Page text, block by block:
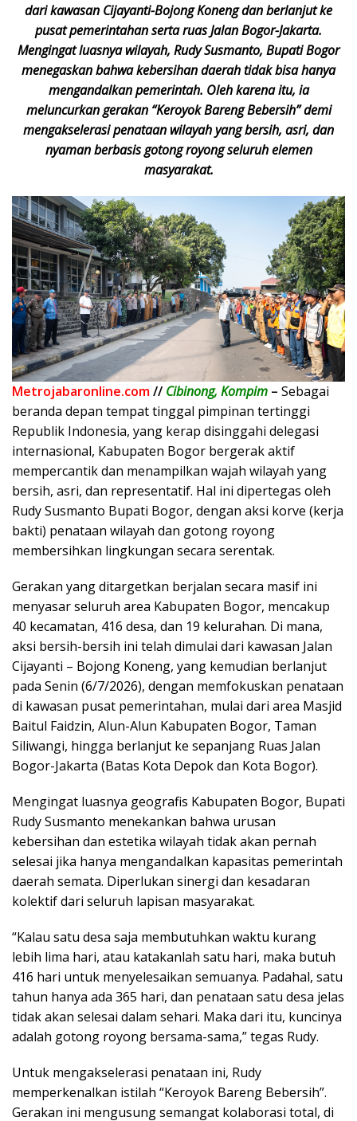
dari kawasan Cijayanti-Bojong Koneng dan berlanjut ke
pusat pemerintahan serta ruas Jalan Bogor-Jakarta.
Mengingat luasnya wilayah, Rudy Susmanto, Bupati Bogor
menegaskan bahwa kebersihan daerah tidak bisa hanya
mengandalkan pemerintah. Oleh karena itu, ia
meluncurkan gerakan “Keroyok Bareng Bebersih” demi
mengakselerasi penataan wilayah yang bersih, asri, dan
nyaman berbasis gotong royong seluruh elemen
masyarakat.
Metrojabaronline.com// Cibinong, Kompim – Sebagai
beranda depan tempat tinggal pimpinan tertinggi
Republik Indonesia, yang kerap disinggahi delegasi
internasional, Kabupaten Bogor bergerak aktif
mempercantik dan menampilkan wajah wilayah yang
bersih, asri, dan representatif. Hal ini dipertegas oleh
Rudy Susmanto Bupati Bogor, dengan aksi korve (kerja
bakti) penataan wilayah dan gotong royong
membersihkan lingkungan secara serentak.
Gerakan yang ditargetkan berjalan secara masif ini
menyasar seluruh area Kabupaten Bogor, mencakup
40 kecamatan, 416 desa, dan 19 kelurahan. Di mana,
aksi bersih-bersih ini telah dimulai dari kawasan Jalan
Cijayanti – Bojong Koneng, yang kemudian berlanjut
pada Senin (6/7/2026), dengan memfokuskan penataan
di kawasan pusat pemerintahan, mulai dari area Masjid
Baitul Faidzin, Alun-Alun Kabupaten Bogor, Taman
Siliwangi, hingga berlanjut ke sepanjang Ruas Jalan
Bogor-Jakarta (Batas Kota Depok dan Kota Bogor).
Mengingat luasnya geografis Kabupaten Bogor, Bupati
Rudy Susmanto menekankan bahwa urusan
kebersihan dan estetika wilayah tidak akan pernah
selesai jika hanya mengandalkan kapasitas pemerintah
daerah semata. Diperlukan sinergi dan kesadaran
kolektif dari seluruh lapisan masyarakat.
“Kalau satu desa saja membutuhkan waktu kurang
lebih lima hari, atau katakanlah satu hari, maka butuh
416 hari untuk menyelesaikan semuanya. Padahal, satu
tahun hanya ada 365 hari, dan penataan satu desa jelas
tidak akan selesai dalam sehari. Maka dari itu, kuncinya
adalah gotong royong bersama-sama,” tegas Rudy.
Untuk mengakselerasi penataan ini, Rudy
memperkenalkan istilah “Keroyok Bareng Bebersih”.
Gerakan ini mengusung semangat kolaborasi total, di